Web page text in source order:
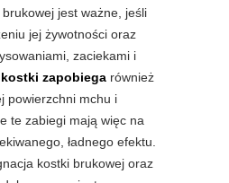
jest ważne, jeśli
jej żywotności oraz
zaciekami i
zapobiega również
powierzchni mchu i
te zabiegi mają więc na
ładnego efektu.
kostki brukowej oraz